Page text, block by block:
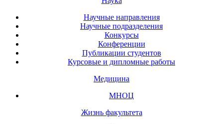
Научные направления
Научные подразделения
Конкурсы
Конференции
Публикации студентов
Курсовые и дипломные работы
Медицина
МНОЦ
Жизнь факультета